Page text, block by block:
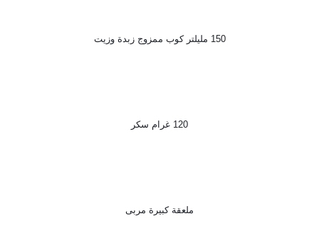
150 مليلتر كوب ممزوج زبدة وزيت
120 غرام سكر
ملعقة كبيرة مربى